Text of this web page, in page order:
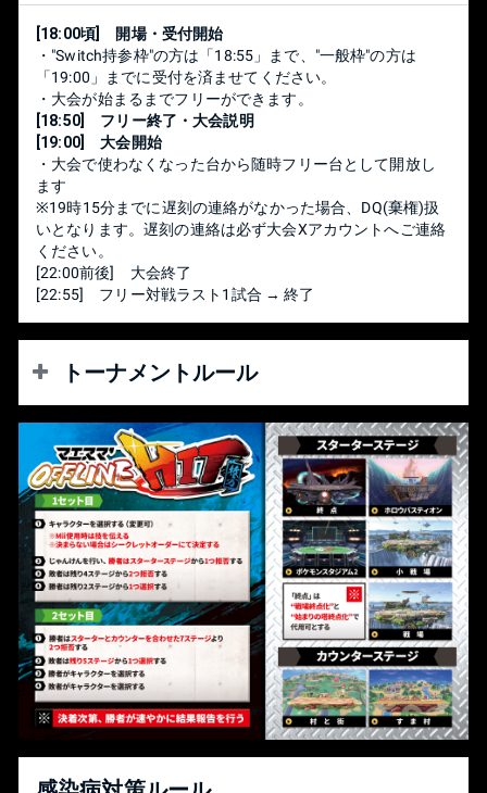
●トーナメント参加の種類
●start.gg登録時に使用したE-mail
●アカウントと連携したTwitterなどのSNSアカウント
※start.ggから参加キャンセルをご自身で行うことはできま
せん。
[18:00頃] 開場・受付開始
・"Switch持参枠"の方は「18:55」まで、"一般枠"の方は
「19:00」までに受付を済ませてください。
・大会が始まるまでフリーができます。
[18:50] フリー終了・大会説明
[19:00] 大会開始
・大会で使わなくなった台から随時フリー台として開放し
ます
※19時15分までに遅刻の連絡がなかった場合、DQ(棄権)扱
いとなります。遅刻の連絡は必ず大会Xアカウントへご連絡
ください。
[22:00前後] 大会終了
[22:55] フリー対戦ラスト1試合 → 終了
トーナメントルール
【 Tournament 】
ダブルエリミネーション方式トーナメント
最大48名・基本2本先取（BO3）/ GFのみ3本先取（BO5）
※時間次第ではGFも2本先取（BO3）となる場合がございま
す
【Game Settings】
[乱闘ルール]
・ストック制 ・ストック数：3 ・制限時間：7分 ・チ
ャージ切り札：なし
・スイッチアイテム：なし ・ポーズ機能：なし
[ くわしいルール ]
・ ステージギミック：なし
※記載されていない設定項目はすべてデフォルトとなりま
す。